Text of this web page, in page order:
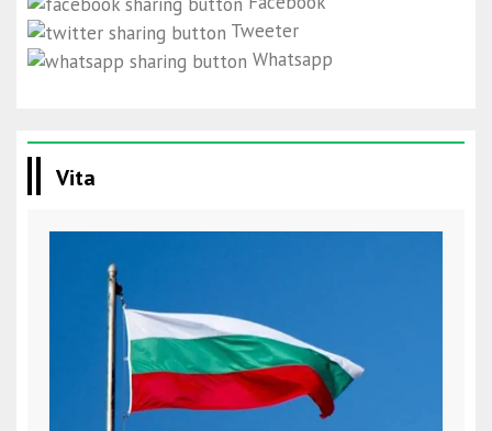
Tweeter
Whatsapp
Vita